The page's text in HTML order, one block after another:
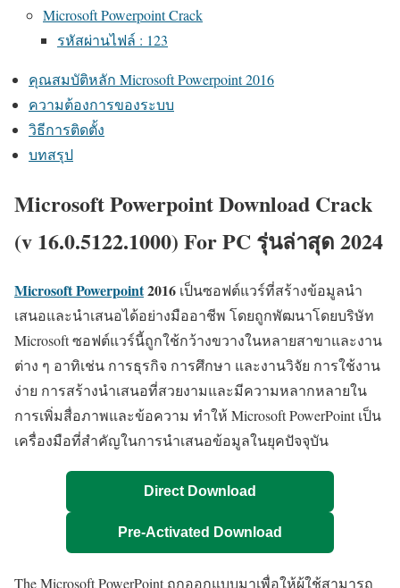
Microsoft Powerpoint Crack
รหัสผ่านไฟล์ : 123
คุณสมบัติหลัก Microsoft Powerpoint 2016
ความต้องการของระบบ
วิธีการติดตั้ง
บทสรุป
Microsoft Powerpoint Download Crack
(v 16.0.5122.1000) For PC รุ่นล่าสุด 2024
Microsoft Powerpoint2016 เป็นซอฟต์แวร์ที่สร้างข้อมูลนำ
เสนอและนำเสนอได้อย่างมืออาชีพ โดยถูกพัฒนาโดยบริษัท
Microsoft ซอฟต์แวร์นี้ถูกใช้กว้างขวางในหลายสาขาและงาน
ต่าง ๆ อาทิเช่น การธุรกิจ การศึกษา และงานวิจัย การใช้งาน
ง่าย การสร้างนำเสนอที่สวยงามและมีความหลากหลายใน
การเพิ่มสื่อภาพและข้อความ ทำให้ Microsoft PowerPoint เป็น
เครื่องมือที่สำคัญในการนำเสนอข้อมูลในยุคปัจจุบัน
Direct Download
Pre-Activated Download
The Microsoft PowerPoint ถูกออกแบบมาเพื่อให้ผู้ใช้สามารถ